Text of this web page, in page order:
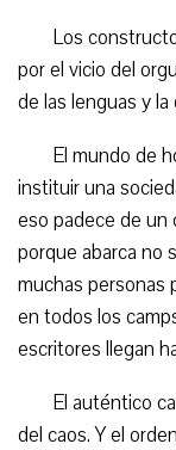
Los
por el vicio del
de las lenguas y la
El mundo de
instituir una
eso padece de un
porque abarca no
muchas personas
en todos los
escritores llegan
El auténtico
del caos. Y el